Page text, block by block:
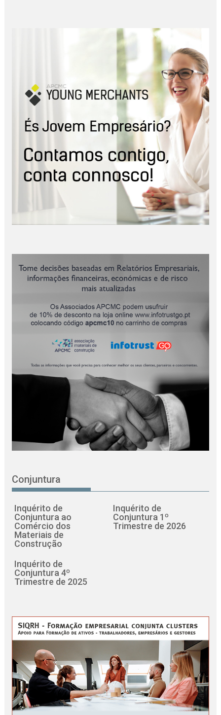
Conjuntura
Inquérito de
Conjuntura ao
Comércio dos
Materiais de
Construção
Inquérito de
Conjuntura 1º
Trimestre de 2026
Inquérito de
Conjuntura 4º
Trimestre de 2025